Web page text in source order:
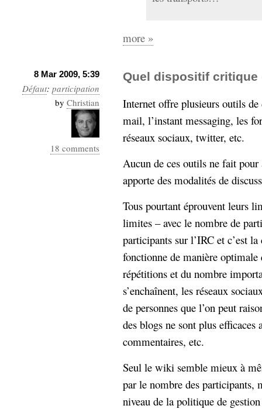
more »
8 Mar 2009, 5:39
Défaut: participation
by Christian
18 comments
Quel dispositif
Internet offre plusieurs outils
mail, l’instant messaging, les
réseaux sociaux, twitter, etc.
Aucun de ces outils ne fait pour
apporte des modalités de
Tous pourtant éprouvent leurs
limites – avec le nombre de
participants sur l’IRC et c’est
fonctionne de manière optimale
répétitions et du nombre
s’enchaînent, les réseaux
de personnes que l’on peut
des blogs ne sont plus efficaces
commentaires, etc.
Seul le wiki semble mieux à
par le nombre des participants,
niveau de la politique de